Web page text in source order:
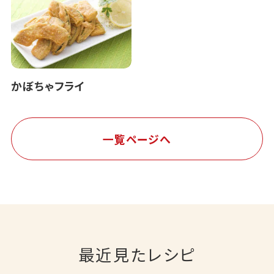
かぼちゃフライ
一覧ページへ
最近見たレシピ